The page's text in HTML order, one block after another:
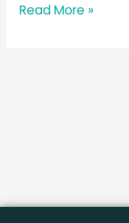
Read More »